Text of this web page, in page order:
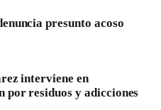
presunto acoso
interviene en
por residuos y adicciones